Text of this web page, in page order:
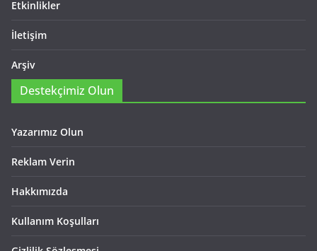
Etkinlikler
İletişim
Arşiv
Destekçimiz Olun
Yazarımız Olun
Reklam Verin
Hakkımızda
Kullanım Koşulları